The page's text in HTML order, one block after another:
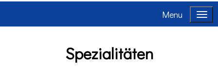
Menu
Spezialitäten